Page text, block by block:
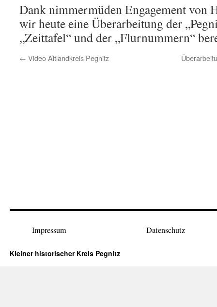
Dank nimmermüden Engagement von
wir heute eine Überarbeitung der
„Zeittafel“ und der „Flurnummern“
← Video Altlandkreis Pegnitz
Impressum Datenschutz
Kleiner historischer Kreis Pegnitz